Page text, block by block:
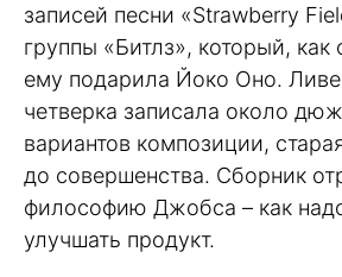
записей песни «Strawberry
группы «Битлз», который, как
ему подарила Йоко Оно.
четверка записала около
вариантов композиции,
до совершенства. Сборник
философию Джобса – как
улучшать продукт.